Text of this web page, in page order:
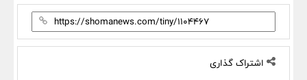
اشتراک گذاری